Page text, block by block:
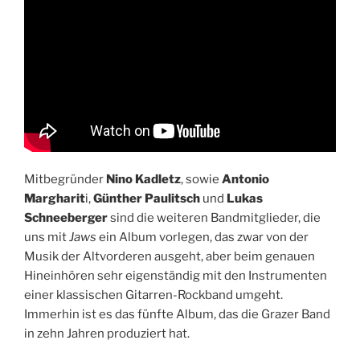
Mitbegründer Nino Kadletz, sowie Antonio
Marghariti,Günther Paulitsch und Lukas
Schneebergersind die weiteren Bandmitglieder, die
uns mitJaws ein Album vorlegen, das zwar von der
Musik der Altvorderen ausgeht, aber beim genauen
Hineinhören sehr eigenständig mit den Instrumenten
einer klassischen Gitarren-Rockband umgeht.
Immerhin ist es das fünfte Album, das die Grazer Band
in zehn Jahren produziert hat.